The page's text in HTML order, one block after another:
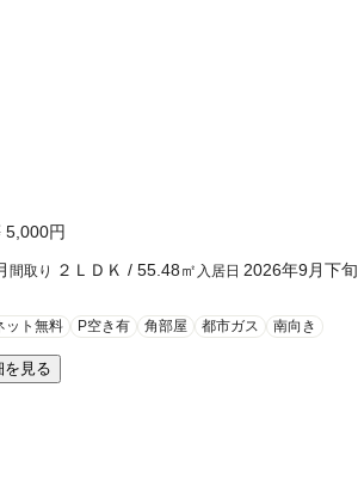
5,000円
間取り ２ＬＤＫ / 55.48㎡ 入居日 2026年9月下旬
ット無料 P空き有 角部屋 都市ガス 南向き
を見る